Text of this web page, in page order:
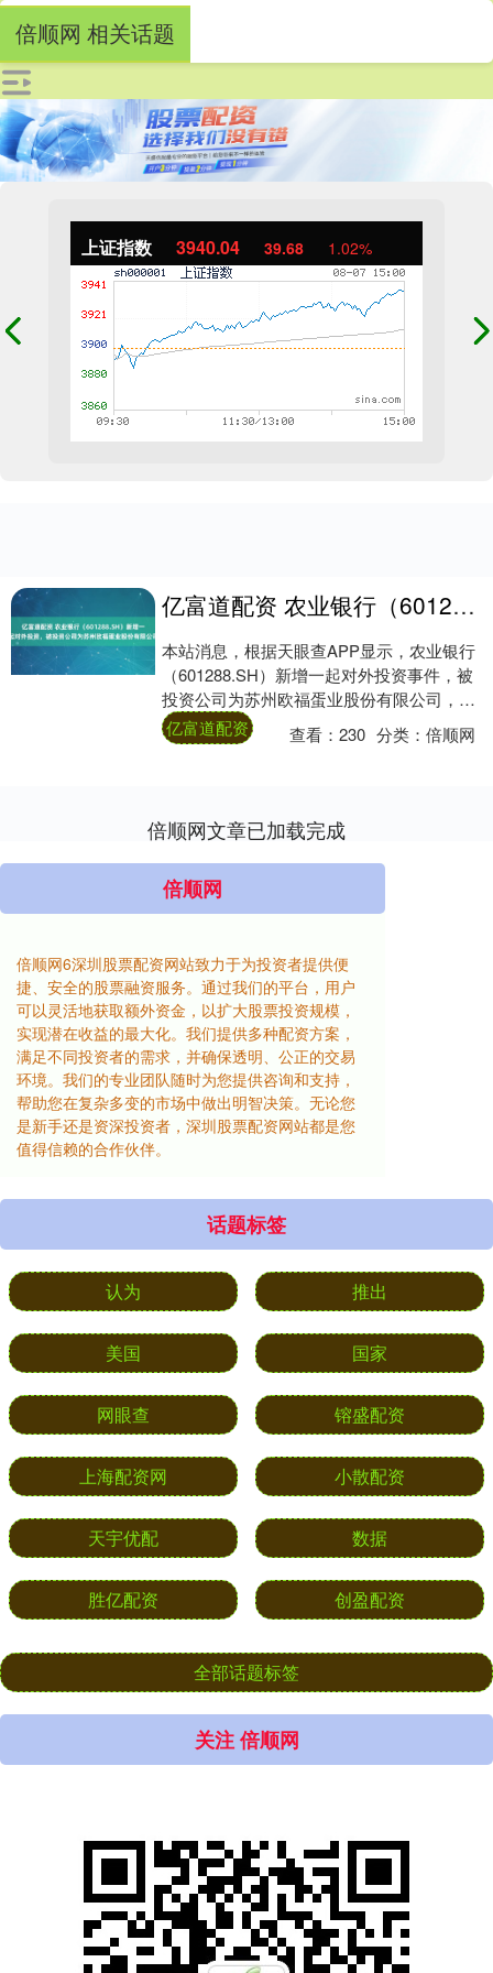
上证指数 3940.04 39.68 1.02%
倍顺网 相关话题
亿富道配资 农业银行（601288.SH）新增一起对外投资，被投资公司为苏州欧福蛋业股份有限公司
本站消息，根据天眼查APP显示，农业银行
（601288.SH）新增一起对外投资事件，被
投资公司为苏州欧福蛋业股份有限公司，法
定代表人亨瑞克.彼得森（HENRIK....
亿富道配资 查看：230 分类：倍顺网
倍顺网文章已加载完成
倍顺网
倍顺网6深圳股票配资网站致力于为投资者提供便
捷、安全的股票融资服务。通过我们的平台，用户
可以灵活地获取额外资金，以扩大股票投资规模，
实现潜在收益的最大化。我们提供多种配资方案，
满足不同投资者的需求，并确保透明、公正的交易
环境。我们的专业团队随时为您提供咨询和支持，
帮助您在复杂多变的市场中做出明智决策。无论您
是新手还是资深投资者，深圳股票配资网站都是您
值得信赖的合作伙伴。
话题标签
认为 推出
美国 国家
网眼查 镕盛配资
上海配资网 小散配资
天宇优配 数据
胜亿配资 创盈配资
全部话题标签
关注 倍顺网